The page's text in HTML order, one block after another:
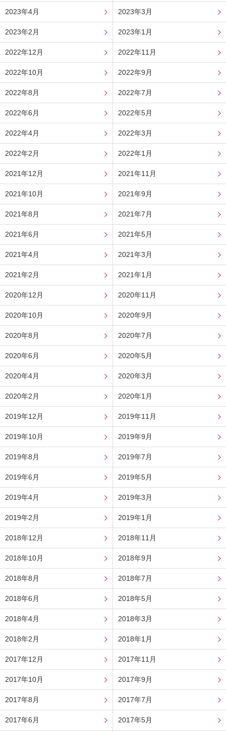
2023年4月 2023年3月
2023年2月 2023年1月
2022年12月 2022年11月
2022年10月 2022年9月
2022年8月 2022年7月
2022年6月 2022年5月
2022年4月 2022年3月
2022年2月 2022年1月
2021年12月 2021年11月
2021年10月 2021年9月
2021年8月 2021年7月
2021年6月 2021年5月
2021年4月 2021年3月
2021年2月 2021年1月
2020年12月 2020年11月
2020年10月 2020年9月
2020年8月 2020年7月
2020年6月 2020年5月
2020年4月 2020年3月
2020年2月 2020年1月
2019年12月 2019年11月
2019年10月 2019年9月
2019年8月 2019年7月
2019年6月 2019年5月
2019年4月 2019年3月
2019年2月 2019年1月
2018年12月 2018年11月
2018年10月 2018年9月
2018年8月 2018年7月
2018年6月 2018年5月
2018年4月 2018年3月
2018年2月 2018年1月
2017年12月 2017年11月
2017年10月 2017年9月
2017年8月 2017年7月
2017年6月 2017年5月